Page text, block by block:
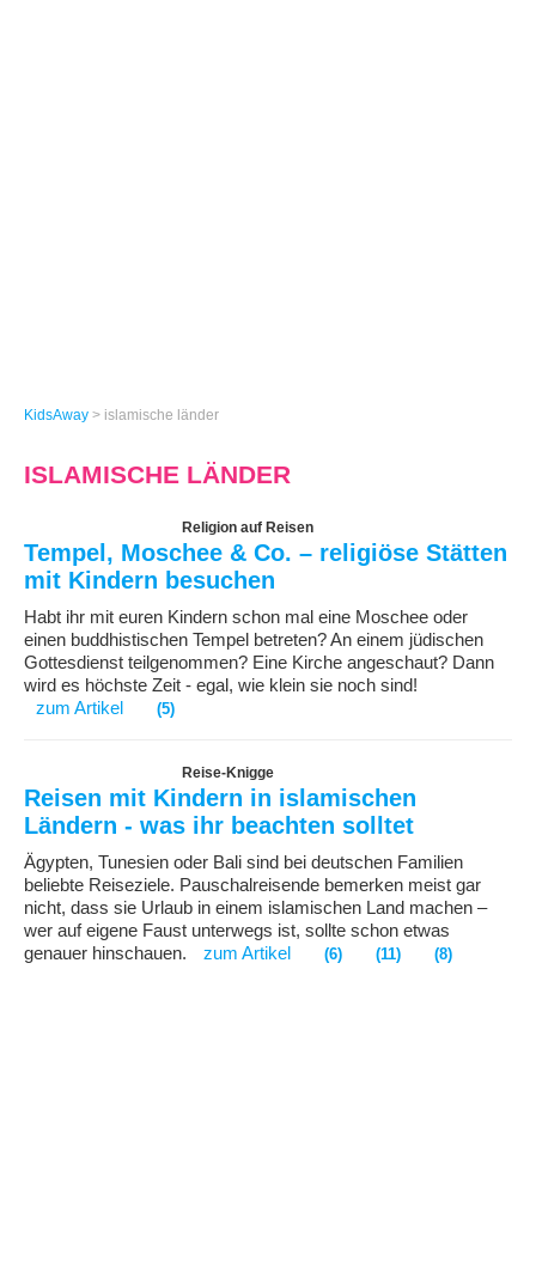
KidsAway > islamische länder
ISLAMISCHE LÄNDER
Religion auf Reisen
Tempel, Moschee & Co. – religiöse Stätten
mit Kindern besuchen
Habt ihr mit euren Kindern schon mal eine Moschee oder
einen buddhistischen Tempel betreten? An einem jüdischen
Gottesdienst teilgenommen? Eine Kirche angeschaut? Dann
wird es höchste Zeit - egal, wie klein sie noch sind!
zum Artikel
(5)
Reise-Knigge
Reisen mit Kindern in islamischen
Ländern - was ihr beachten solltet
Ägypten, Tunesien oder Bali sind bei deutschen Familien
beliebte Reiseziele. Pauschalreisende bemerken meist gar
nicht, dass sie Urlaub in einem islamischen Land machen –
wer auf eigene Faust unterwegs ist, sollte schon etwas
genauer hinschauen.
zum Artikel (6) (11) (8)